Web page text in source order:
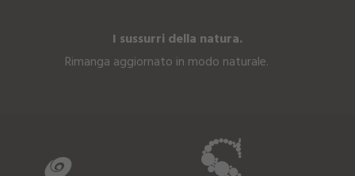
I sussurri della natura.
Rimanga aggiornato in modo naturale.